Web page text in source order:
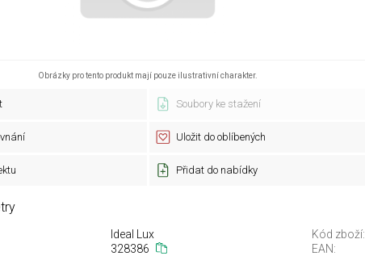
Obrázky pro tento produkt mají pouze ilustrativní charakter.
Soubory ke stažení
Uložit do oblíbených
Přidat do nabídky
Ideal Lux Kód zboží:
328386 EAN: